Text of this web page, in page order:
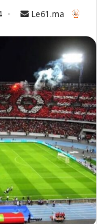
Le61.ma
a
n
e
m
a
i
l
4